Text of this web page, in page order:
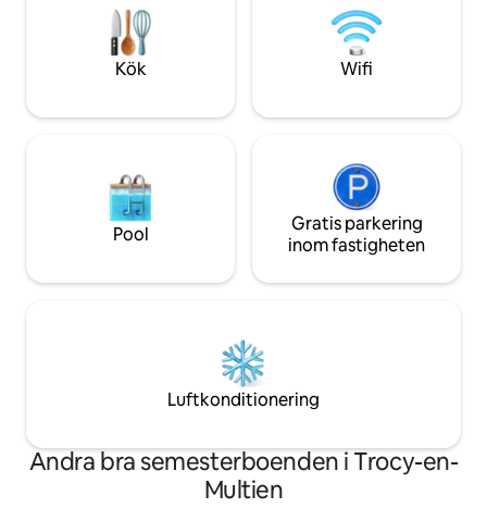
uppleva sin « art de vivre ».
Reims. Vi
turer längs
Kök Wifi
Pool
Gratis parkering
inom fastigheten
Luftkonditionering
Andra bra semesterboenden i Trocy-en-
Multien